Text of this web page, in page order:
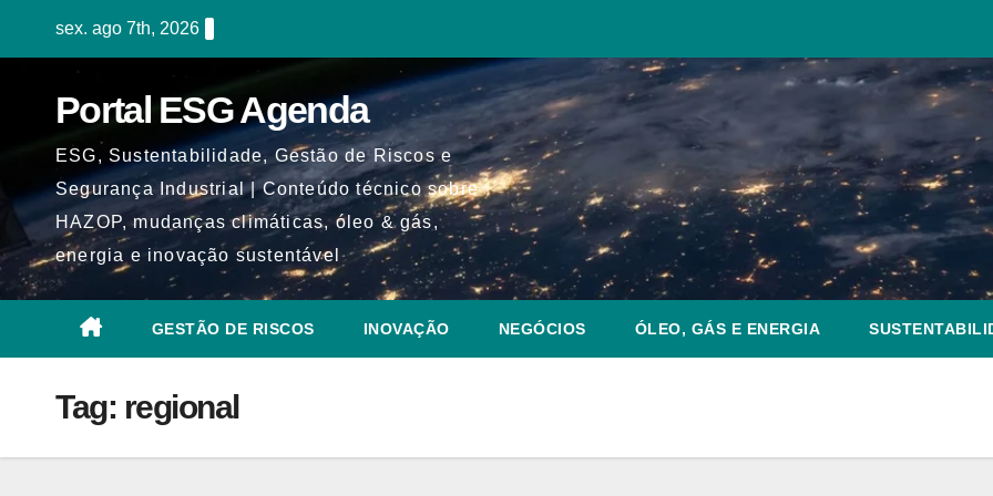
sex. ago 7th, 2026
Portal ESG Agenda
ESG, Sustentabilidade, Gestão de Riscos e
Segurança Industrial | Conteúdo técnico sobre
HAZOP, mudanças climáticas, óleo & gás,
energia e inovação sustentável
GESTÃO DE RISCOS INOVAÇÃO NEGÓCIOS ÓLEO, GÁS E ENERGIA
Tag: regional